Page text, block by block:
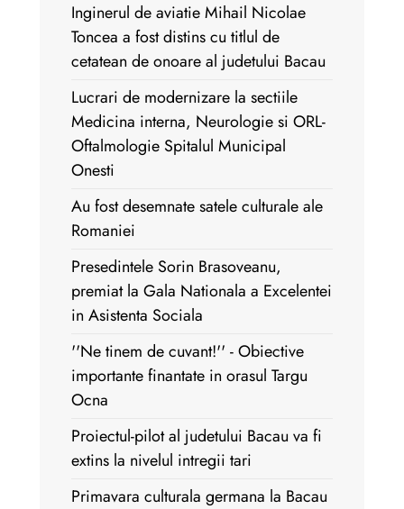
Inginerul de aviatie Mihail Nicolae
Toncea a fost distins cu titlul de
cetatean de onoare al judetului Bacau
Lucrari de modernizare la sectiile
Medicina interna, Neurologie si ORL-
Oftalmologie Spitalul Municipal
Onesti
Au fost desemnate satele culturale ale
Romaniei
Presedintele Sorin Brasoveanu,
premiat la Gala Nationala a Excelentei
in Asistenta Sociala
''Ne tinem de cuvant!'' - Obiective
importante finantate in orasul Targu
Ocna
Proiectul-pilot al judetului Bacau va fi
extins la nivelul intregii tari
Primavara culturala germana la Bacau